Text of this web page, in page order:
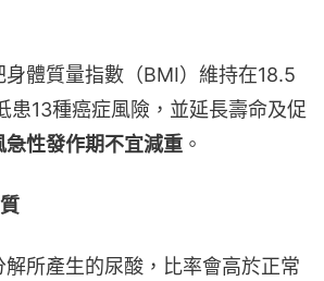
體質量指數（BMI）維持在18.5
患13種癌症風險，並延長壽命及促
急性發作期不宜減重 。
所產生的尿酸，比率會高於正常